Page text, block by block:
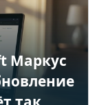
Маркус